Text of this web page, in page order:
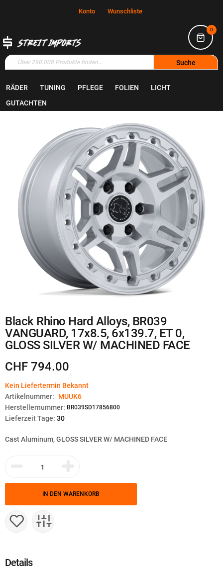
Konto Wunschliste
0
Suche
RÄDER TUNING PFLEGE FOLIEN
LICHT
GUTACHTEN
Zum
Ende
Zum
Anfang
der
Bildgalerie
springen
Black Rhino Hard Alloys, BR039
VANGUARD, 17x8.5, 6x139.7, ET 0,
GLOSS SILVER W/ MACHINED FACE
CHF 794.00
Kein Liefertermin Bekannt
Artikelnummer:
MUUK6
Herstellernummer: BR039SD17856800
Lieferzeit Tage: 30
Cast Aluminum, GLOSS SILVER W/ MACHINED FACE
IN DEN WARENKORB
Details